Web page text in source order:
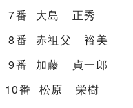
7番 大島 正秀
8番 赤祖父 裕美
9番 加藤 貞一郎
10番 松原 栄樹